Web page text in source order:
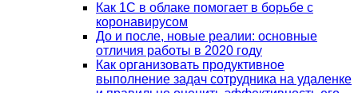
Как 1С в облаке помогает в борьбе с
коронавирусом
До и после, новые реалии: основные
отличия работы в 2020 году
Как организовать продуктивное
выполнение задач сотрудника на удаленке